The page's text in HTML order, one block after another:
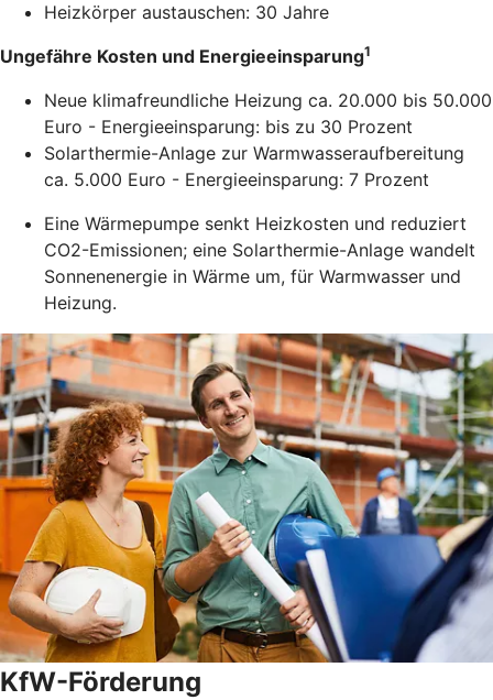
Heizkörper austauschen: 30 Jahre
Ungefähre Kosten und Energieeinsparung1
Neue klimafreundliche Heizung ca. 20.000 bis 50.000
Euro - Energieeinsparung: bis zu 30 Prozent
Solarthermie-Anlage zur Warmwasseraufbereitung
ca. 5.000 Euro - Energieeinsparung: 7 Prozent
Eine Wärmepumpe senkt Heizkosten und reduziert
CO2-Emissionen; eine Solarthermie-Anlage wandelt
Sonnenenergie in Wärme um, für Warmwasser und
Heizung.
KfW-Förderung